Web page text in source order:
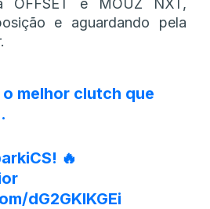
OFFSET e MOUZ NXT,
e aguardando pela
melhor clutch que
! 🔥
dG2GKlKGEi